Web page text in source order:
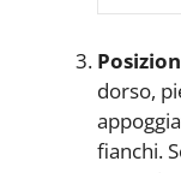
dorso,
fianchi.